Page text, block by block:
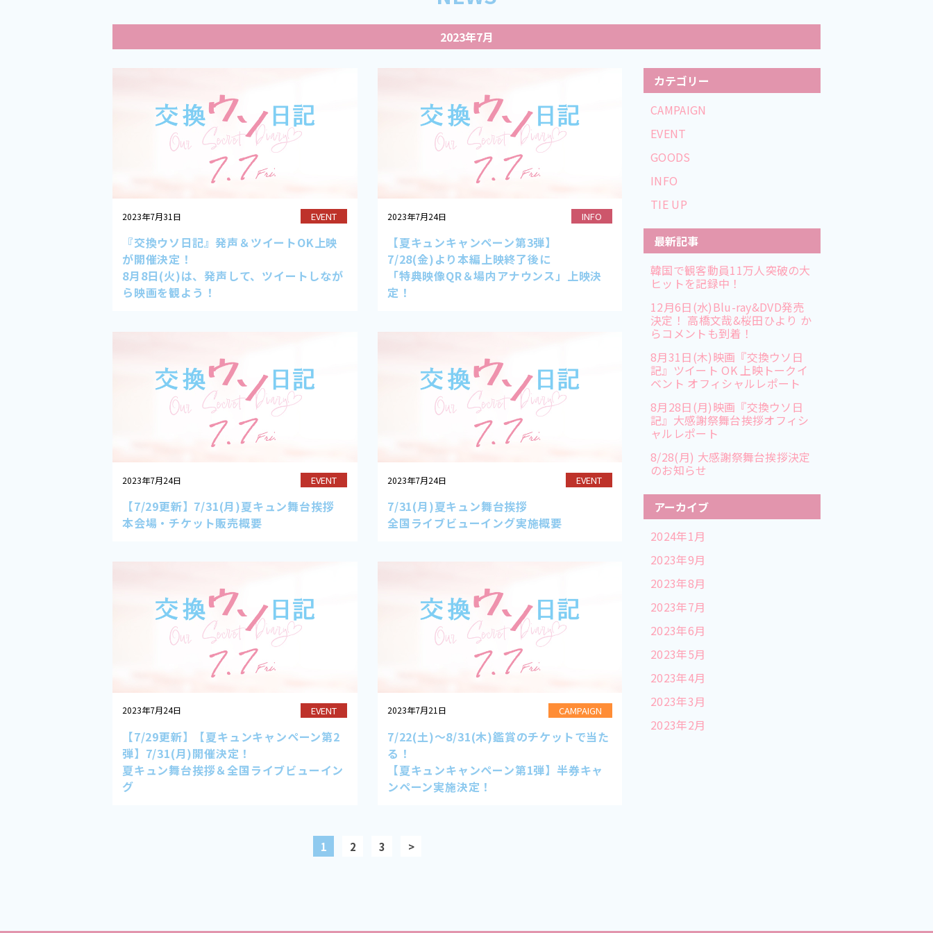
2023年7月
2023年7月31日 EVENT
『交換ウソ日記』発声＆ツイートOK上映
が開催決定！
8月8日(火)は、発声して、ツイートしなが
ら映画を観よう！
2023年7月24日 INFO
【夏キュンキャンペーン第3弾】
7/28(金)より本編上映終了後に
「特典映像QR＆場内アナウンス」上映決
定！
2023年7月24日 EVENT
【7/29更新】7/31(月)夏キュン舞台挨拶
本会場・チケット販売概要
2023年7月24日 EVENT
7/31(月)夏キュン舞台挨拶
全国ライブビューイング実施概要
2023年7月24日 EVENT
【7/29更新】【夏キュンキャンペーン第2
弾】7/31(月)開催決定！
夏キュン舞台挨拶＆全国ライブビューイン
グ
2023年7月21日 CAMPAIGN
7/22(土)～8/31(木)鑑賞のチケットで当た
る！
【夏キュンキャンペーン第1弾】半券キャ
ンペーン実施決定！
1 2 3 >
カテゴリー
CAMPAIGN
EVENT
GOODS
INFO
TIE UP
最新記事
韓国で観客動員11万人突破の大
ヒットを記録中！
12月6日(水)Blu-ray&DVD発売
決定！ 高橋文哉&桜田ひより か
らコメントも到着！
8月31日(木)映画『交換ウソ日
記』ツイート OK 上映トークイ
ベント オフィシャルレポート
8月28日(月)映画『交換ウソ日
記』大感謝祭舞台挨拶オフィシ
ャルレポート
8/28(月) 大感謝祭舞台挨拶決定
のお知らせ
アーカイブ
2024年1月
2023年9月
2023年8月
2023年7月
2023年6月
2023年5月
2023年4月
2023年3月
2023年2月